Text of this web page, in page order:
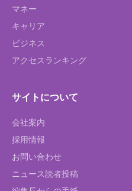
マネー
キャリア
ビジネス
アクセスランキング
サイトについて
会社案内
採用情報
お問い合わせ
ニュース読者投稿